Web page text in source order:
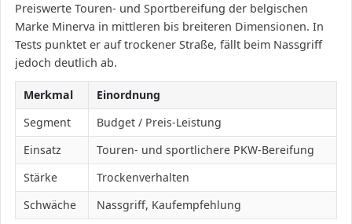
Preiswerte Touren- und Sportbereifung der belgischen
Marke Minerva in mittleren bis breiteren Dimensionen. In
Tests punktet er auf trockener Straße, fällt beim Nassgriff
jedoch deutlich ab.
Merkmal
Einordnung
Segment
Budget / Preis-Leistung
Einsatz
Touren- und sportlichere PKW-Bereifung
Stärke
Trockenverhalten
Schwäche
Nassgriff, Kaufempfehlung